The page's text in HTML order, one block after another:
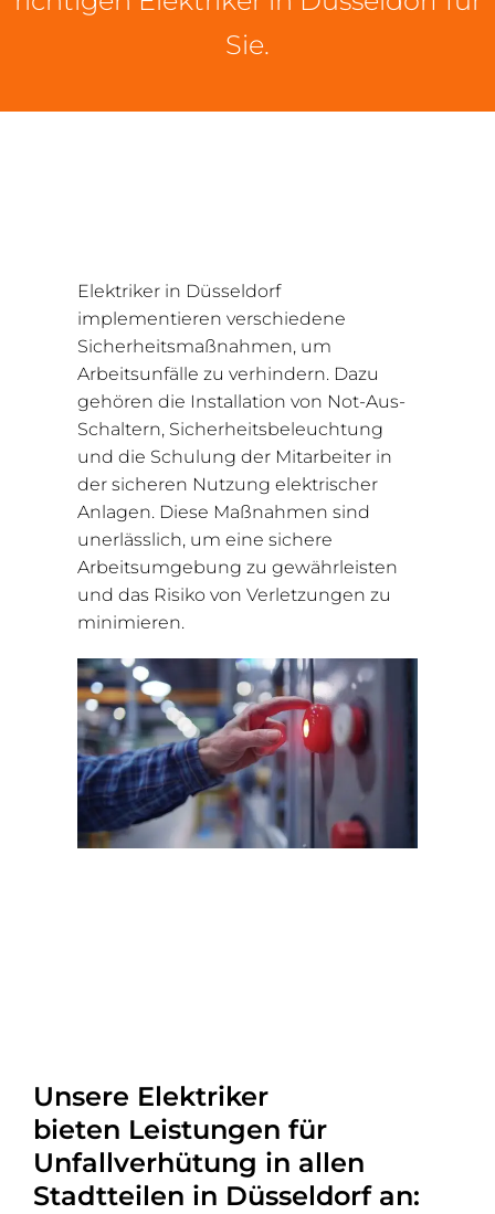
Sie.
Elektriker in Düsseldorf
implementieren verschiedene
Sicherheitsmaßnahmen, um
Arbeitsunfälle zu verhindern. Dazu
gehören die Installation von Not-Aus-
Schaltern, Sicherheitsbeleuchtung
und die Schulung der Mitarbeiter in
der sicheren Nutzung elektrischer
Anlagen. Diese Maßnahmen sind
unerlässlich, um eine sichere
Arbeitsumgebung zu gewährleisten
und das Risiko von Verletzungen zu
minimieren.
Unsere Elektriker
bieten Leistungen für
Unfallverhütung in allen
Stadtteilen in Düsseldorf an: